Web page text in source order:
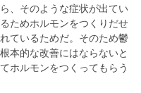
、そのような症状が出てい
ためホルモンをつくりだせ
ているためだ。そのため鬱
本的な改善にはならないと
ホルモンをつくってもらう